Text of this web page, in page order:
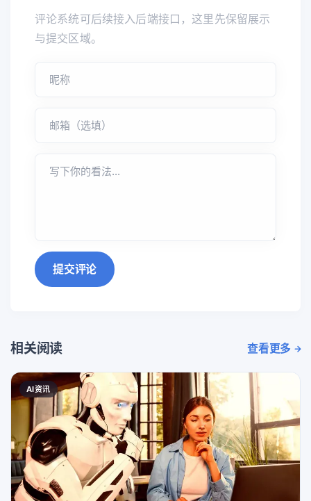
评论系统可后续接入后端接口，这里先保留展示
与提交区域。
提交评论
相关阅读 查看更多
AI资讯